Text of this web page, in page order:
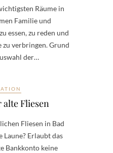
Räume in
Familie und
essen, zu reden und
zu verbringen. Grund
der…
Fliesen
Fliesen in Bad
Laune? Erlaubt das
Bankkonto keine